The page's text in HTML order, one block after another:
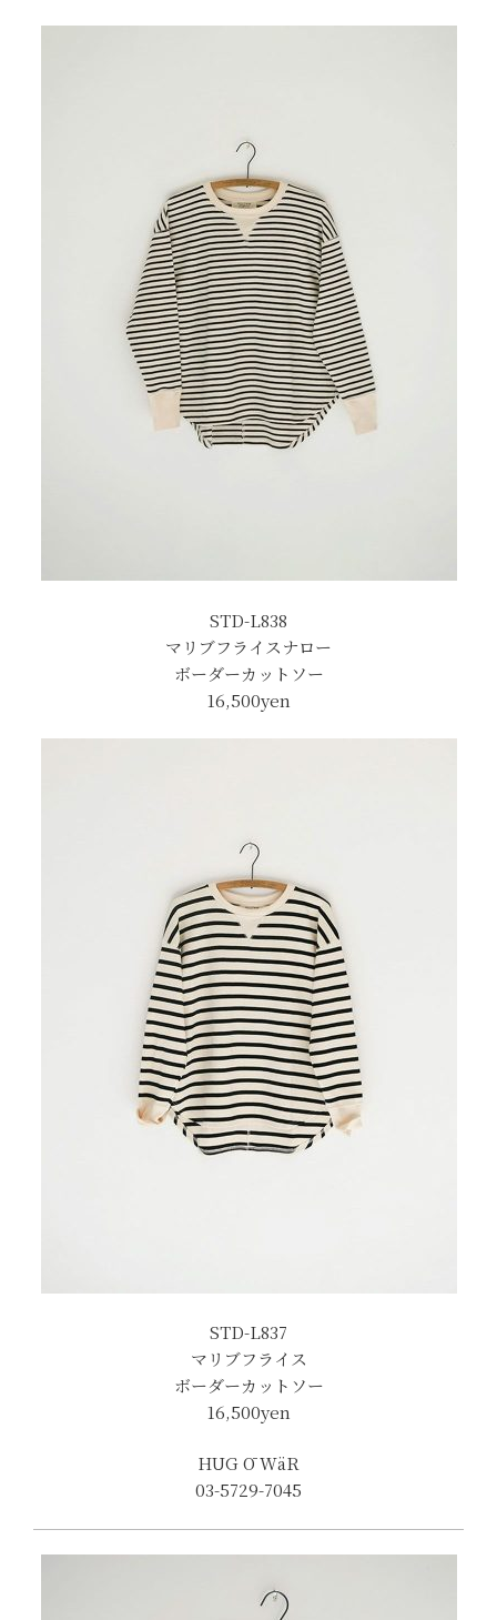
STD-L838
マリブフライスナロー
ボーダーカットソー
16,500yen
STD-L837
マリブフライス
ボーダーカットソー
16,500yen
HUG Ō WäR
03-5729-7045